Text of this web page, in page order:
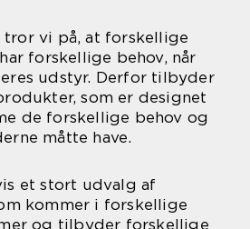
tror vi på, at forskellige
forskellige behov, når
udstyr. Derfor tilbyder
som er designet
de forskellige behov og
måtte have.
et stort udvalg af
kommer i forskellige
og tilbyder forskellige